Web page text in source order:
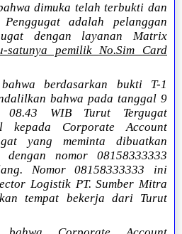
dimuka telah terbukti dan
adalah pelanggan
dengan layanan Matrix
satunya pemilik No.Sim Card
bahwa berdasarkan bukti T-1
bahwa pada tanggal 9
WIB Turut Tergugat
kepada Corporate Account
yang meminta dibuatkan
nomor 08158333333
Nomor 08158333333 ini
Logistik PT. Sumber Mitra
tempat bekerja dari Turut